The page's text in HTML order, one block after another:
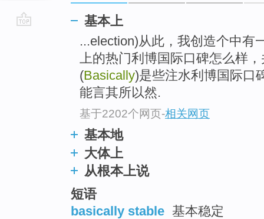
基本上
...election)从此，我创造个中有
上的热门利博国际口碑怎么样
(Basically)是些注水利博国际口
能言其所以然.
基于2202个网页-相关网页
基本地
大体上
从根本上说
短语
basically stable 基本稳定